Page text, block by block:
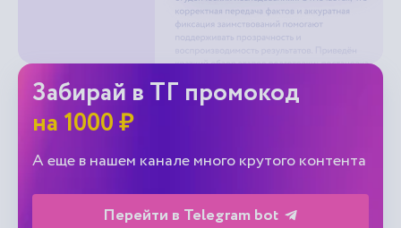
Забирай в ТГ промокод
на 1000 ₽
А еще в нашем канале много крутого контента
Перейти в Telegram bot